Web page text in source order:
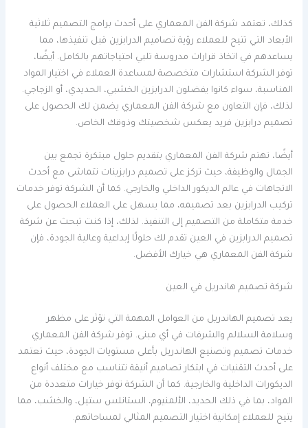
كذلك، تعتمد شركة الفن المعماري على أحدث برامج التصميم ثلاثية
الأبعاد التي تتيح للعملاء رؤية تصاميم الدرابزين قبل تنفيذها، مما
يساعدهم في اتخاذ قرارات مدروسة تلبي احتياجاتهم بالكامل. أيضًا،
توفر الشركة استشارات متخصصة لمساعدة العملاء في اختيار المواد
المناسبة، سواء كانوا يفضلون الدرابزين الخشبي، الحديدي، أو الزجاجي.
لذلك، فإن التعاون مع شركة الفن المعماري يضمن لك الحصول على
تصميم درابزين فريد يعكس شخصيتك وذوقك الخاص.
أيضًا، تهتم شركة الفن المعماري بتقديم حلول مبتكرة تجمع بين
الجمال والوظيفة، حيث تركز على تصميم درابزينات تتماشى مع أحدث
الاتجاهات في عالم الديكور الداخلي والخارجي. كما أن الشركة توفر خدمات
تركيب الدرابزين بعد تصميمه، مما يسهل على العملاء الحصول على
خدمة متكاملة من التصميم إلى التنفيذ. لذلك، إذا كنت تبحث عن شركة
تصميم الدرابزين في العين تقدم لك حلولًا إبداعية وعالية الجودة، فإن
شركة الفن المعماري هي خيارك الأفضل.
شركة تصميم هاندريل في العين
يعد تصميم الهاندريل من العوامل المهمة التي تؤثر على مظهر
وسلامة السلالم والشرفات في أي مبنى. توفر شركة الفن المعماري
خدمات تصميم وتصنيع الهاندريل بأعلى مستويات الجودة، حيث تعتمد
على أحدث التقنيات في ابتكار تصاميم أنيقة تتناسب مع مختلف أنواع
الديكورات الداخلية والخارجية. كما أن الشركة توفر خيارات متعددة من
المواد، بما في ذلك الحديد، الألمنيوم، الستانلس ستيل، والخشب، مما
يتيح للعملاء إمكانية اختيار التصميم المثالي لمساحاتهم.